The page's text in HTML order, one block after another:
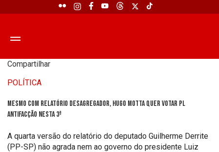
Compartilhar
POLÍTICA
Mesmo com relatório desagregador, Hugo Motta quer votar PL
Antifacção nesta 3ª
A quarta versão do relatório do deputado Guilherme Derrite
(PP-SP) não agrada nem ao governo do presidente Luiz